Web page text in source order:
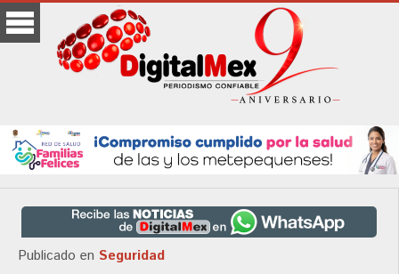
Publicado en Seguridad